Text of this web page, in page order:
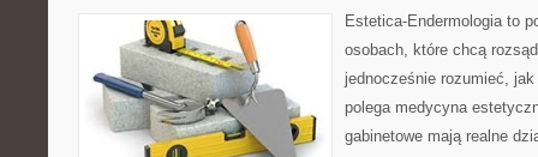
Estetica-Endermologia to
osobach, które chcą
jednocześnie rozumieć,
polega medycyna
gabinetowe mają realne